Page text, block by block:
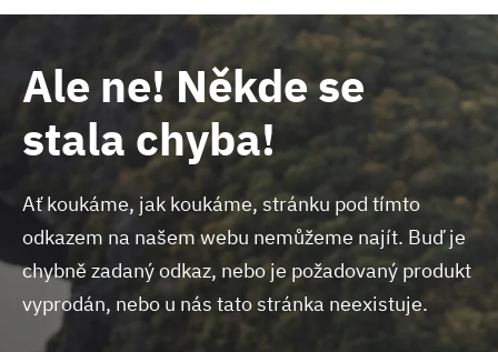
Ale ne! Někde se
stala chyba!
Ať koukáme, jak koukáme, stránku pod tímto
odkazem na našem webu nemůžeme najít. Buď je
chybně zadaný odkaz, nebo je požadovaný produkt
vyprodán, nebo u nás tato stránka neexistuje.